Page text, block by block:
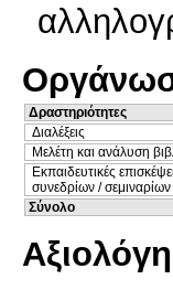
Δραστηριότητες
Διαλέξεις
Μελέτη και ανάλυση
Εκπαιδευτικές
συνεδρίων /
Σύνολο